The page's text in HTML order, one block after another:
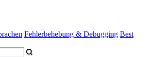
Fehlerbehebung & Debugging Best